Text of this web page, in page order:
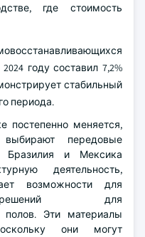
где стоимость
году составил 7,2%
стабильный
периода.
постепенно меняется,
передовые
Бразилия и Мексика
деятельность,
возможности для
решений для
полов. Эти материалы
они могут